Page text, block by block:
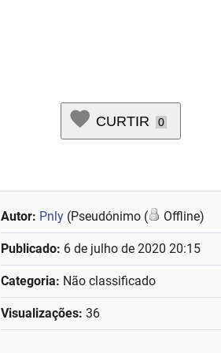
CURTIR 0
Autor: Pnly (Pseudónimo ( Offline)
Publicado: 6 de julho de 2020 20:15
Categoria: Não classificado
Visualizações: 36